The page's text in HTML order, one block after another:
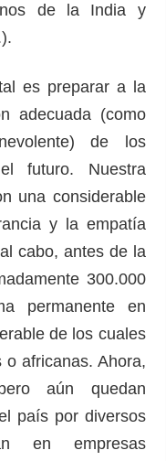
de la India y
es preparar a la
adecuada (como
de los
futuro. Nuestra
una considerable
y la empatía
cabo, antes de la
300.000
permanente en
de los cuales
africanas. Ahora,
aún quedan
país por diversos
en empresas